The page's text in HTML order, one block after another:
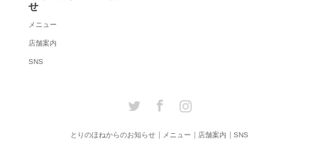
せ
メニュー
店舗案内
SNS
Twitter Facebook
とりのほねからのお知らせ メニュー 店舗案内 SNS